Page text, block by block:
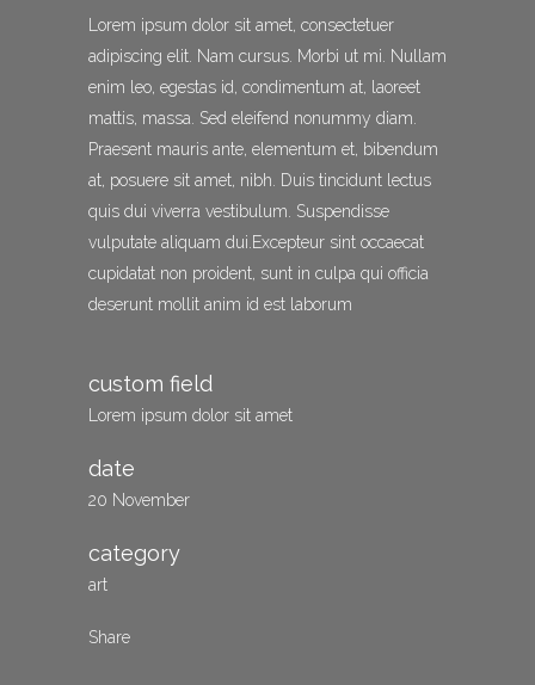
Lorem ipsum dolor sit amet, consectetuer
adipiscing elit. Nam cursus. Morbi ut mi. Nullam
enim leo, egestas id, condimentum at, laoreet
mattis, massa. Sed eleifend nonummy diam.
Praesent mauris ante, elementum et, bibendum
at, posuere sit amet, nibh. Duis tincidunt lectus
quis dui viverra vestibulum. Suspendisse
vulputate aliquam dui.Excepteur sint occaecat
cupidatat non proident, sunt in culpa qui officia
deserunt mollit anim id est laborum
custom field
Lorem ipsum dolor sit amet
date
20 November
category
art
Share